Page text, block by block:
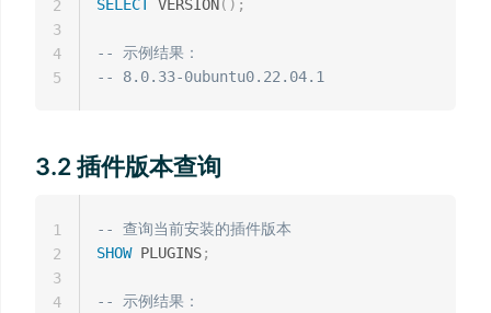
SELECT VERSION( ) ;
-- 示例结果：
-- 8.0.33-0ubuntu0.22.04.1
2
3
4
5
3.2 插件版本查询
-- 查询当前安装的插件版本
SHOW PLUGINS;
-- 示例结果：
1
2
3
4